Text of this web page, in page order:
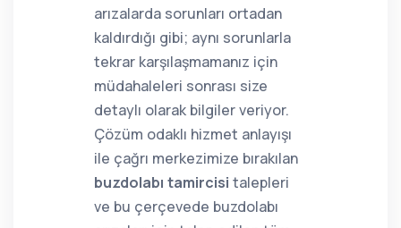
arızalarda sorunları ortadan
kaldırdığı gibi; aynı sorunlarla
tekrar karşılaşmamanız için
müdahaleleri sonrası size
detaylı olarak bilgiler veriyor.
Çözüm odaklı hizmet anlayışı
ile çağrı merkezimize bırakılan
buzdolabı tamircisi talepleri
ve bu çerçevede buzdolabı